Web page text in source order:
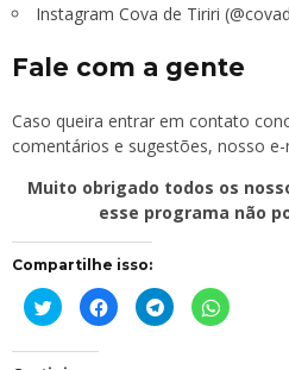
Instagram Cova de Tiriri
Fale com a gente
Caso queira entrar em contato
comentários e sugestões, nosso e-
Muito obrigado todos os
esse programa não
Compartilhe isso:
Clique
para
compartilhar
Clique
para
compartilhar
Clique
para
compartilhar
Clique
para